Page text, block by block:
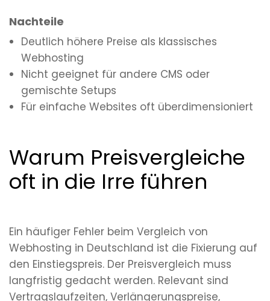
Nachteile
Deutlich höhere Preise als klassisches
Webhosting
Nicht geeignet für andere CMS oder
gemischte Setups
Für einfache Websites oft überdimensioniert
Warum Preisvergleiche
oft in die Irre führen
Ein häufiger Fehler beim Vergleich von
Webhosting in Deutschland ist die Fixierung auf
den Einstiegspreis. Der Preisvergleich muss
langfristig gedacht werden. Relevant sind
Vertragslaufzeiten, Verlängerungspreise,